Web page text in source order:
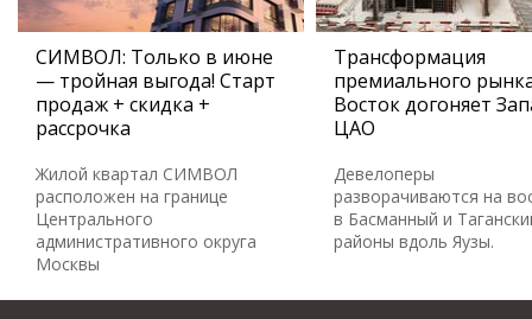
СИМВОЛ: Только в июне
— тройная выгода! Старт
продаж + скидка +
рассрочка
Жилой квартал СИМВОЛ
расположен на границе
Центрального
административного округа
Москвы
Трансформация
премиального
Восток догоняет
ЦАО
Девелоперы
разворачиваются на
в Басманный и
районы вдоль Яузы.